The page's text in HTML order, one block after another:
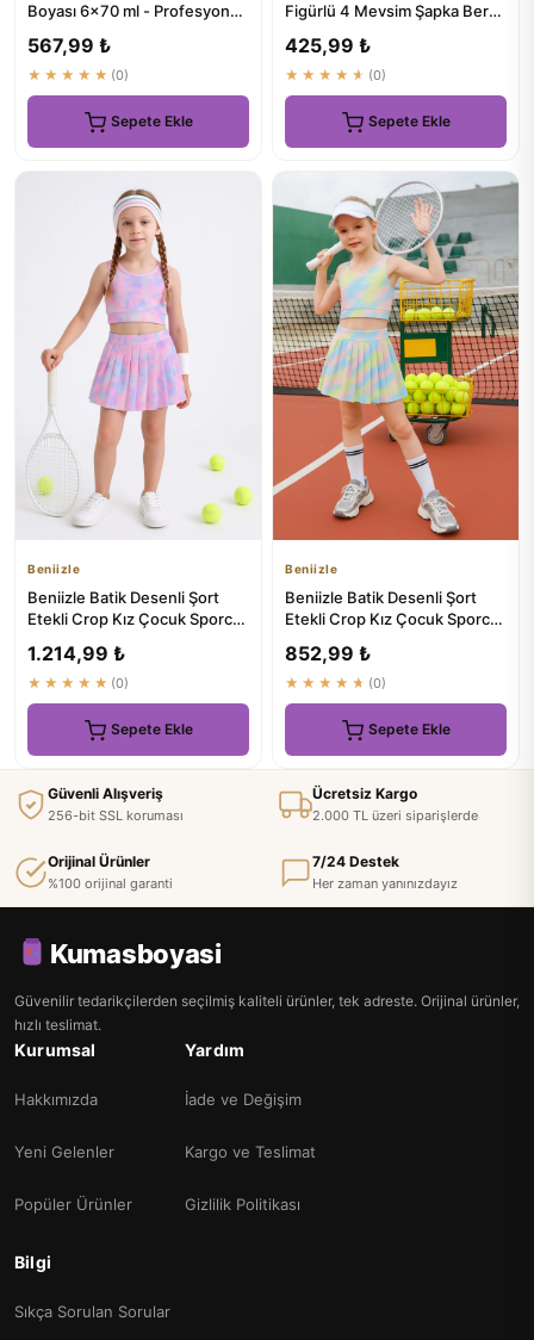
Boyası 6x70 ml - Profesyonel
567,99 ₺
★★★★★ (0)
Sepete Ekle
Figürlü 4 Mevsim Şapka Bere
425,99 ₺
★★★★★ (0)
Sepete Ekle
Beniizle
Beniizle Batik Desenli Şort
Etekli Crop Kız Çocuk Sporcu
1.214,99 ₺
★★★★★ (0)
Sepete Ekle
Beniizle
Beniizle Batik Desenli Şort
Etekli Crop Kız Çocuk Sporcu
852,99 ₺
★★★★★ (0)
Sepete Ekle
Güvenli Alışveriş
256-bit SSL koruması
Ücretsiz Kargo
2.000 TL üzeri siparişlerde
Orijinal Ürünler
%100 orijinal garanti
7/24 Destek
Her zaman yanınızdayız
Kumasboyasi
Güvenilir tedarikçilerden seçilmiş kaliteli ürünler, tek adreste. Orijinal ürünler,
hızlı teslimat.
Kurumsal
Hakkımızda
Yeni Gelenler
Popüler Ürünler
Yardım
İade ve Değişim
Kargo ve Teslimat
Gizlilik Politikası
Bilgi
Sıkça Sorulan Sorular